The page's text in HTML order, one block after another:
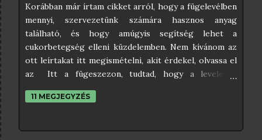
Korábban már írtam cikket arról, hogy a fügelevélben
mennyi, szervezetünk számára hasznos anyag
található, és hogy amúgyis segítség lehet a
cukorbetegség elleni küzdelemben. Nem kívánom az
ott leírtakat itt megismételni, akit érdekel, olvassa el
az Itt a fügeszezon, tudtad, hogy a levele is
megtudhat a fügelevél, és a cukorbetegség
11 MEGJEGYZÉS